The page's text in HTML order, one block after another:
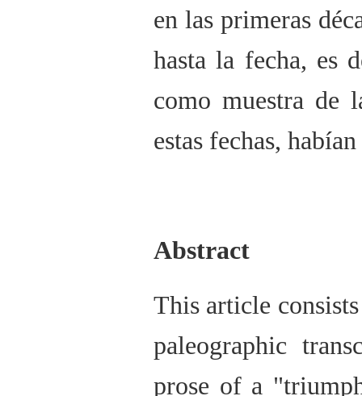
en las primeras
hasta la fecha, es
como muestra de
estas fechas,
Abstract
This article
paleographic
prose of a